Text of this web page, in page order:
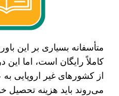
متأسفانه بسیاری بر این
کاملاً رایگان است، اما
از کشور‌های غیر اروپایی به
‌می‌روند باید هزینه تحصیل